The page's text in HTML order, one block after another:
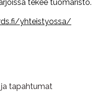
tekee tuomaristo.
yhteistyossa/
tapahtumat